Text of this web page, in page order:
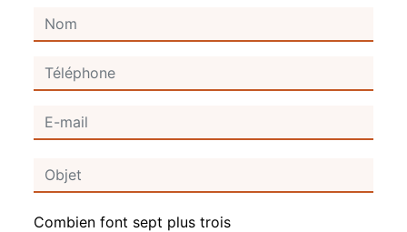
Combien font sept plus trois